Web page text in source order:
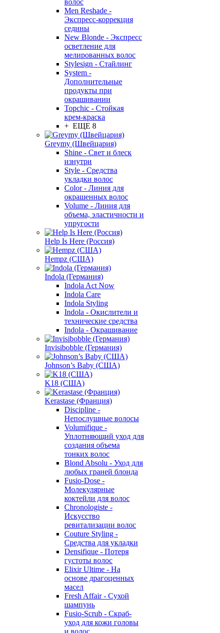
волос
Men Reshade -
Экспресс-коррекция
седины
New Blonde - Экспресс
осветление для
мелированных волос
Stylesign - Стайлинг
System -
Дополнительные
продукты при
окрашивании
Topchic - Стойкая
крем-краска
+ ЕЩЕ 8
Greymy (Швейцария)
Shine - Свет и блеск
изнутри
Style - Средства
укладки волос
Color - Линия для
окрашенных волос
Volume - Линия для
объема, эластичности и
упругости
Help Is Here (Россия)
Hempz (США)
Indola (Германия)
Indola Act Now
Indola Care
Indola Styling
Indola - Окислители и
технические средства
Indola - Окрашивание
Invisibobble (Германия)
Johnson’s Baby (США)
K18 (США)
Kerastase (Франция)
Discipline -
Непослушные волосы
Volumifique -
Уплотняющий уход для
создания объема
тонких волос
Blond Absolu - Уход для
любых граней блонда
Fusio-Dose -
Молекулярные
коктейли для волос
Chronologiste -
Искусство
ревитализации волос
Couture Styling -
Средства для укладки
Densifique - Потеря
густоты волос
Elixir Ultime - На
основе драгоценных
масел
Fresh Affair - Сухой
шампунь
Fusio-Scrub - Скраб-
уход для кожи головы
и волос